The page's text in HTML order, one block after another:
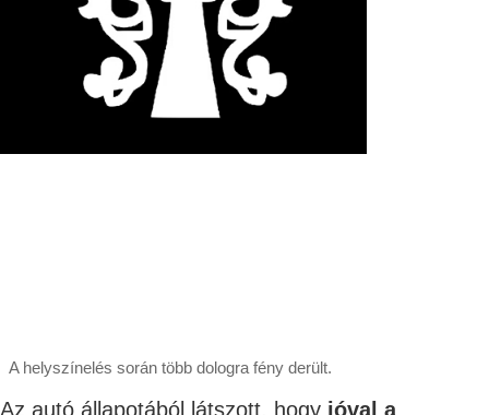
A helyszínelés során több dologra fény derült.
Az autó állapotából látszott, hogy jóval a